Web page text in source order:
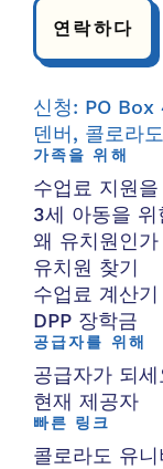
연락하다
신청: PO Box
덴버, 콜로라
가족을 위해
수업료 지원
3세 아동을
왜 유치원인가
유치원 찾기
수업료 계산기
DPP 장학금
공급자를 위해
공급자가 되세
현재 제공자
빠른 링크
콜로라도 유